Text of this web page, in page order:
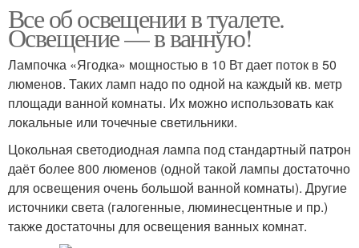
Все об освещении в туалете.
Освещение — в ванную!
Лампочка «Ягодка» мощностью в 10 Вт дает поток в 50
люменов. Таких ламп надо по одной на каждый кв. метр
площади ванной комнаты. Их можно использовать как
локальные или точечные светильники.
Цокольная светодиодная лампа под стандартный патрон
даёт более 800 люменов (одной такой лампы достаточно
для освещения очень большой ванной комнаты). Другие
источники света (галогенные, люминесцентные и пр.)
также достаточны для освещения ванных комнат.